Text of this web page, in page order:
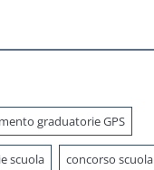
graduatorie GPS
scuola concorso scuola